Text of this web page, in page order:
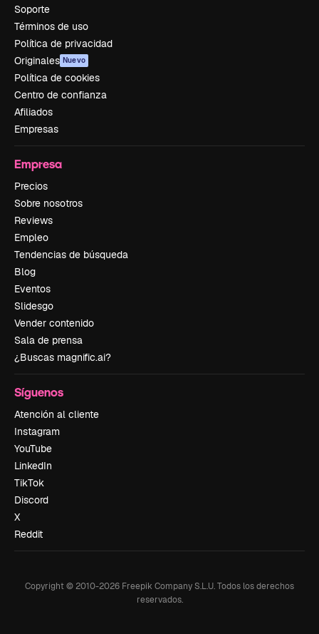
Soporte
Términos de uso
Política de privacidad
Originales Nuevo
Política de cookies
Centro de confianza
Afiliados
Empresas
Empresa
Precios
Sobre nosotros
Reviews
Empleo
Tendencias de búsqueda
Blog
Eventos
Slidesgo
Vender contenido
Sala de prensa
¿Buscas magnific.ai?
Síguenos
Atención al cliente
Instagram
YouTube
LinkedIn
TikTok
Discord
X
Reddit
Copyright © 2010-2026 Freepik Company S.L.U.Todos los derechos
reservados.